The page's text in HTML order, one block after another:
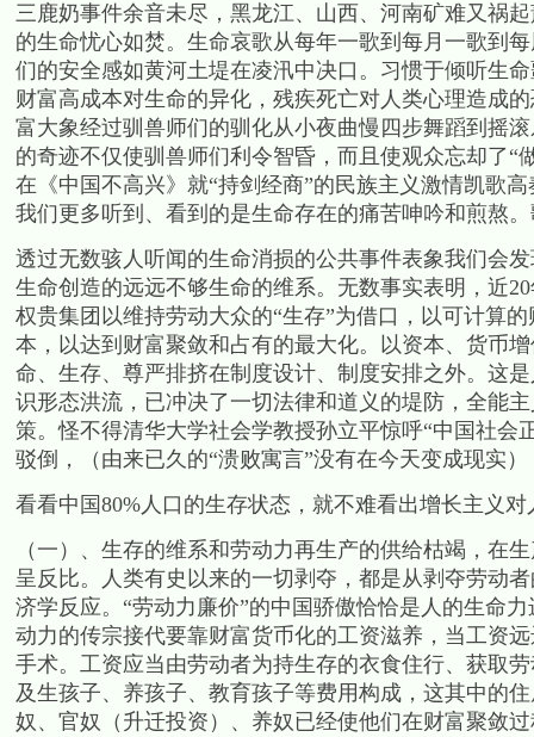
三鹿奶事件余音未尽，黑龙江、山西、河南矿难又祸
的生命忧心如焚。生命哀歌从每年一歌到每月一歌到
们的安全感如黄河土堤在凌汛中决口。习惯于倾听生
财富高成本对生命的异化，残疾死亡对人类心理造成
富大象经过驯兽师们的驯化从小夜曲慢四步舞蹈到摇
的奇迹不仅使驯兽师们利令智昏，而且使观众忘却了
在《中国不高兴》就“持剑经商”的民族主义激情凯歌
我们更多听到、看到的是生命存在的痛苦呻吟和煎熬
透过无数骇人听闻的生命消损的公共事件表象我们会
生命创造的远远不够生命的维系。无数事实表明，近
权贵集团以维持劳动大众的“生存”为借口，以可计算
本，以达到财富聚敛和占有的最大化。以资本、货币
命、生存、尊严排挤在制度设计、制度安排之外。这
识形态洪流，已冲决了一切法律和道义的堤防，全能
策。怪不得清华大学社会学教授孙立平惊呼“中国社
驳倒，（由来已久的“溃败寓言”没有在今天变成现实
看看中国80%人口的生存状态，就不难看出增长主义
（一）、生存的维系和劳动力再生产的供给枯竭，在
呈反比。人类有史以来的一切剥夺，都是从剥夺劳动
济学反应。“劳动力廉价”的中国骄傲恰恰是人的生命
动力的传宗接代要靠财富货币化的工资滋养，当工资
手术。工资应当由劳动者为持生存的衣食住行、获取
及生孩子、养孩子、教育孩子等费用构成，这其中的
奴、官奴（升迁投资）、养奴已经使他们在财富聚敛